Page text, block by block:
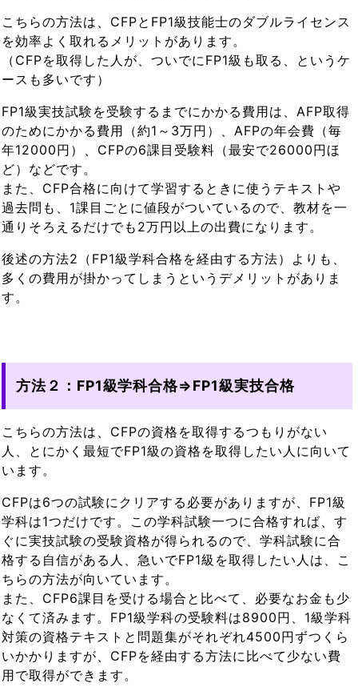
こちらの方法は、CFPとFP1級技能士のダブルライセンス
を効率よく取れるメリットがあります。
（CFPを取得した人が、ついでにFP1級も取る、というケ
ースも多いです）
FP1級実技試験を受験するまでにかかる費用は、AFP取得
のためにかかる費用（約1～3万円）、AFPの年会費（毎
年12000円）、CFPの6課目受験料（最安で26000円ほ
ど）などです。
また、CFP合格に向けて学習するときに使うテキストや
過去問も、1課目ごとに値段がついているので、教材を一
通りそろえるだけでも2万円以上の出費になります。
後述の方法2（FP1級学科合格を経由する方法）よりも、
多くの費用が掛かってしまうというデメリットがありま
す。
方法２：FP1級学科合格⇒FP1級実技合格
こちらの方法は、CFPの資格を取得するつもりがない
人、とにかく最短でFP1級の資格を取得したい人に向いて
います。
CFPは6つの試験にクリアする必要がありますが、FP1級
学科は1つだけです。この学科試験一つに合格すれば、す
ぐに実技試験の受験資格が得られるので、学科試験に合
格する自信がある人、急いでFP1級を取得したい人は、こ
ちらの方法が向いています。
また、CFP6課目を受ける場合と比べて、必要なお金も少
なくて済みます。FP1級学科の受験料は8900円、1級学科
対策の資格テキストと問題集がそれぞれ4500円ずつくら
いかかりますが、CFPを経由する方法に比べて少ない費
用で取得ができます。